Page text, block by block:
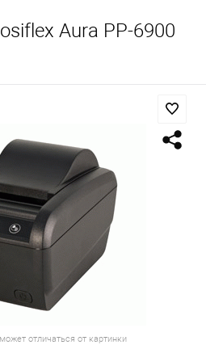
Aura PP-6900
отличаться от картинки